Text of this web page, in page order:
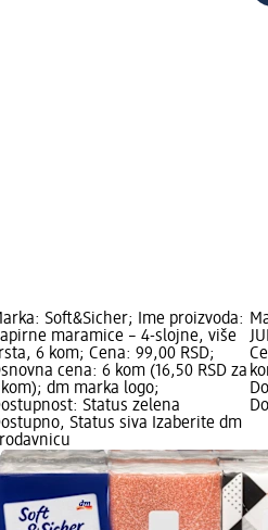
Soft&Sicher; Ime proizvoda:
maramice – 4-slojne, više
6 kom; Cena: 99,00 RSD;
cena: 6 kom (16,50 RSD za
kom); dm marka logo;
Status zelena
Status siva Izaberite dm